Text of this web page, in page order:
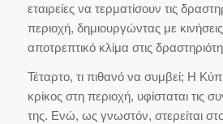
εταιρείες να τερματίσουν τις
περιοχή, δημιουργώντας με
αποτρεπτικό κλίμα στις
Τέταρτο, τι πιθανό να συμβεί; Η
κρίκος στη περιοχή, υφίσταται τις
της. Ενώ, ως γνωστόν, στερείται